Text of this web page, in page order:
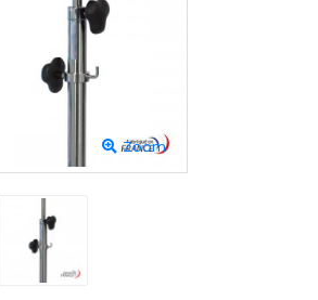
Zoom